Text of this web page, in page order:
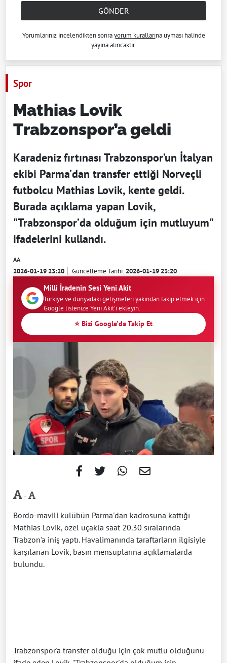
GÖNDER
Yorumlarınız incelendikten sonrayorum kurallarına uyması halinde
yayına alıncaktır.
Spor
Mathias Lovik
Trabzonspor’a geldi
Karadeniz fırtınası Trabzonspor’un İtalyan
ekibi Parma’dan transfer ettiği Norveçli
futbolcu Mathias Lovik, kente geldi.
Burada açıklama yapan Lovik,
"Trabzonspor’da olduğum için mutluyum"
ifadelerini kullandı.
AA
2026-01-19 23:20 Güncelleme Tarihi:2026-01-19 23:20
Milli İradenin Sesi Yeni Akit
Türkiye ve dünyadaki gelişmeleri yakından takip etmek için
Google listenize Yeni Akit'i ekleyin.
⭐ Bizi Google'da Takip Et
-
Bordo-mavili kulübün Parma'dan kadrosuna kattığı
Mathias Lovik, özel uçakla saat 20.30 sıralarında
Trabzon'a iniş yaptı. Havalimanında taraftarların ilgisiyle
karşılanan Lovik, basın mensuplarına açıklamalarda
bulundu.
Trabzonspor'a transfer olduğu için çok mutlu olduğunu